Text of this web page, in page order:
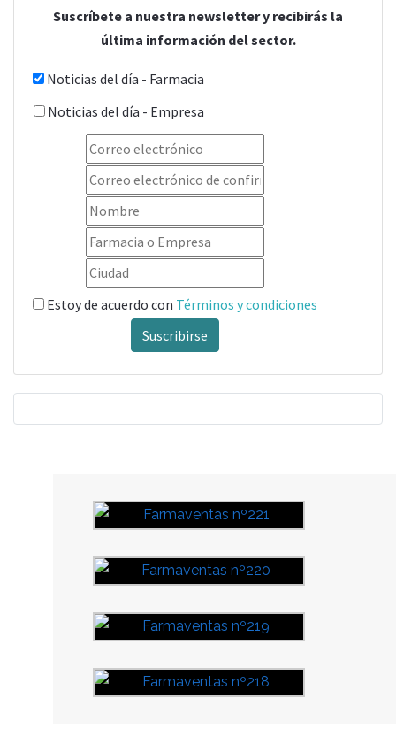
Suscríbete a nuestra newsletter y recibirás la
última información del sector.
Noticias del día - Farmacia
Noticias del día - Empresa
Estoy de acuerdo con Términos y condiciones
Suscribirse